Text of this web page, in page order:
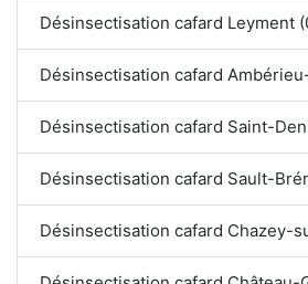
Désinsectisation cafard Leyment
Désinsectisation cafard
Désinsectisation cafard Saint-
Désinsectisation cafard Sault-
Désinsectisation cafard Chazey-